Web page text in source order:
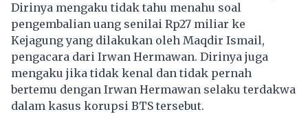
Dirinya mengaku tidak tahu menahu soal
pengembalian uang senilai Rp27 miliar ke
Kejagung yang dilakukan oleh Maqdir Ismail,
pengacara dari Irwan Hermawan. Dirinya juga
mengaku jika tidak kenal dan tidak pernah
bertemu dengan Irwan Hermawan selaku terdakwa
dalam kasus korupsi BTS tersebut.